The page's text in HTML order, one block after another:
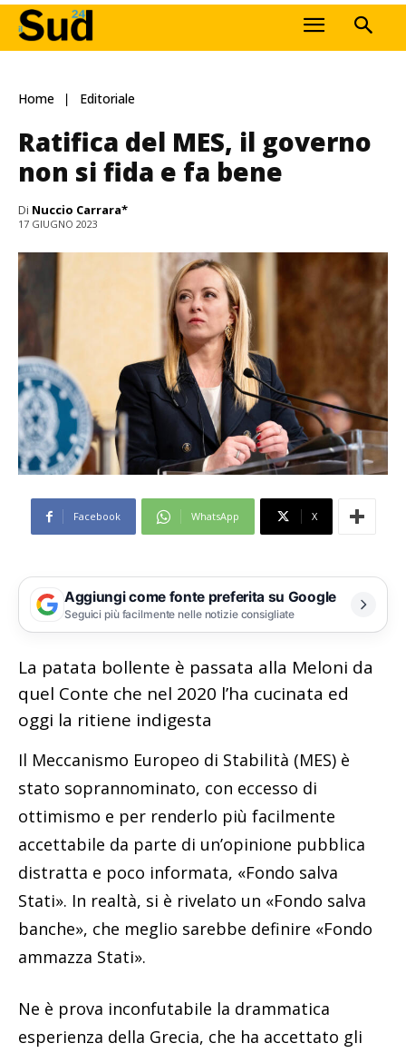
Home Editoriale
Ratifica del MES, il governo
non si fida e fa bene
Di Nuccio Carrara*
17 GIUGNO 2023
Facebook WhatsApp X
Aggiungi come fonte preferita su Google
Seguici più facilmente nelle notizie consigliate
La patata bollente è passata alla Meloni da
quel Conte che nel 2020 l’ha cucinata ed
oggi la ritiene indigesta
Il Meccanismo Europeo di Stabilità (MES) è
stato soprannominato, con eccesso di
ottimismo e per renderlo più facilmente
accettabile da parte di un’opinione pubblica
distratta e poco informata, «Fondo salva
Stati». In realtà, si è rivelato un «Fondo salva
banche», che meglio sarebbe definire «Fondo
ammazza Stati».
Ne è prova inconfutabile la drammatica
esperienza della Grecia, che ha accettato gli